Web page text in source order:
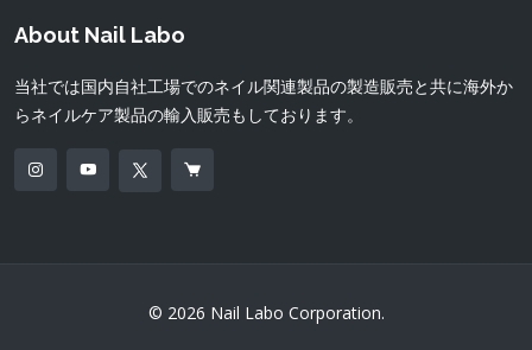
About Nail Labo
当社では国内自社工場でのネイル関連製品の製造販売と共に海外か
らネイルケア製品の輸入販売もしております。
© 2026 Nail Labo Corporation.